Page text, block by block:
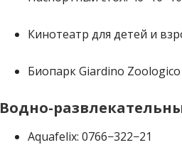
Кинотеатр для детей и
Биопарк Giardino Zoologico
Водно-
Aquafelix: 0766−322−21